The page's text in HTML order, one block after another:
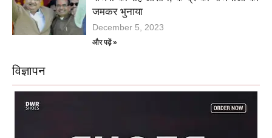
जमकर भुनाया
December 5, 2023
और पढ़ें »
विज्ञापन